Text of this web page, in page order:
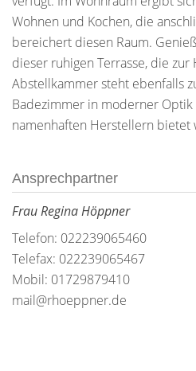
Wohnen und Kochen, die
bereichert diesen Raum.
dieser ruhigen Terrasse, die zur
Abstellkammer steht ebenfalls
Badezimmer in moderner
namenhaften Herstellern bietet
Ansprechpartner
Frau Regina Höppner
Telefon: 022239065460
Telefax: 022239065467
Mobil: 01729879410
mail@rhoeppner.de